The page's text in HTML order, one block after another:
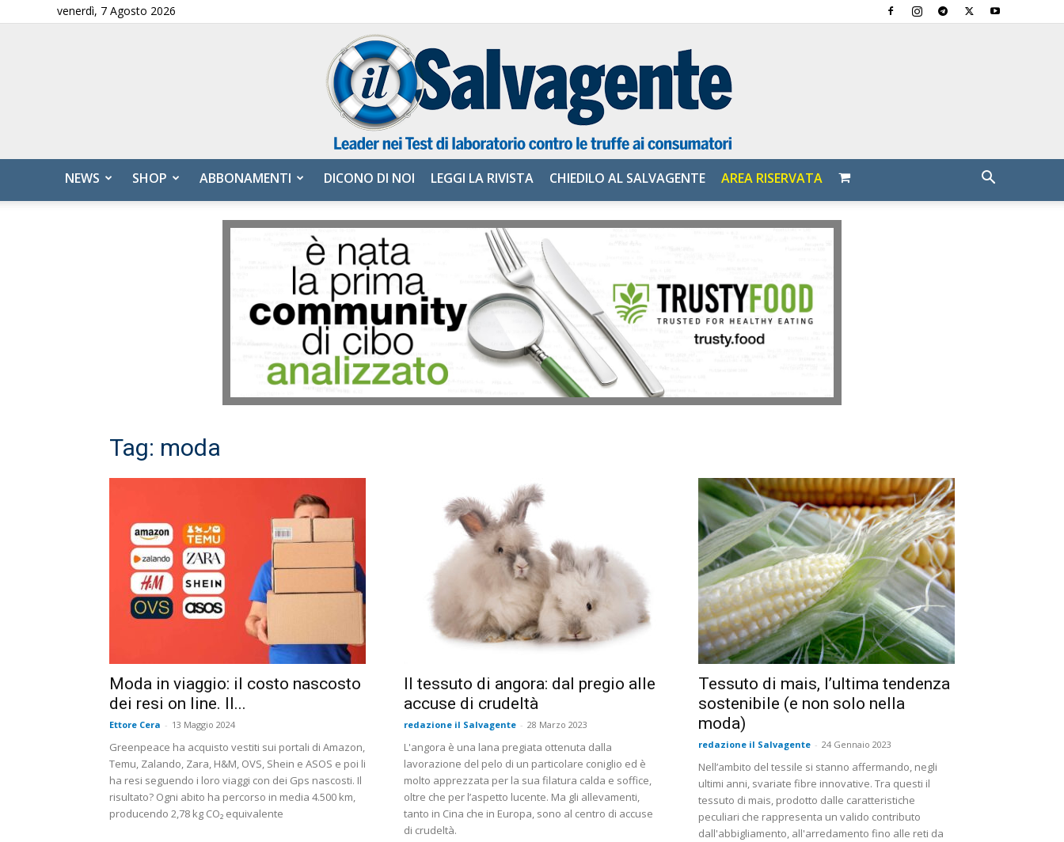
venerdì, 7 Agosto 2026
Salvagente
NEWS SHOP ABBONAMENTI DICONO DI NOI LEGGI LA RIVISTA CHIEDILO AL SALVAGENTE AREA RISERVATA
Tag: moda
Moda in viaggio: il costo nascosto
dei resi on line. Il...
Ettore Cera - 13 Maggio 2024
Greenpeace ha acquisto vestiti sui portali di Amazon,
Temu, Zalando, Zara, H&M, OVS, Shein e ASOS e poi li
ha resi seguendo i loro viaggi con dei Gps nascosti. Il
risultato? Ogni abito ha percorso in media 4.500 km,
producendo 2,78 kg CO₂ equivalente
Il tessuto di angora: dal pregio alle
accuse di crudeltà
redazione il Salvagente - 28 Marzo 2023
L'angora è una lana pregiata ottenuta dalla
lavorazione del pelo di un particolare coniglio ed è
molto apprezzata per la sua filatura calda e soffice,
oltre che per l’aspetto lucente. Ma gli allevamenti,
tanto in Cina che in Europa, sono al centro di accuse
di crudeltà.
Tessuto di mais, l’ultima tendenza
sostenibile (e non solo nella
moda)
redazione il Salvagente - 24 Gennaio 2023
Nell’ambito del tessile si stanno affermando, negli
ultimi anni, svariate fibre innovative. Tra questi il
tessuto di mais, prodotto dalle caratteristiche
peculiari che rappresenta un valido contributo
dall'abbigliamento, all'arredamento fino alle reti da